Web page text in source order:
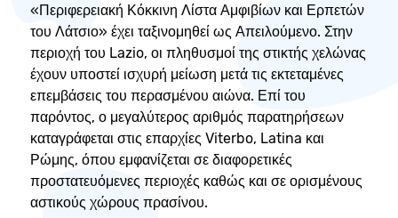
«Περιφερειακή Κόκκινη Λίστα Αμφιβίων και Ερπετών
του Λάτσιο» έχει ταξινομηθεί ως Απειλούμενο. Στην
περιοχή του Lazio, οι πληθυσμοί της στικτής χελώνας
έχουν υποστεί ισχυρή μείωση μετά τις εκτεταμένες
επεμβάσεις του περασμένου αιώνα. Επί του
παρόντος, ο μεγαλύτερος αριθμός παρατηρήσεων
καταγράφεται στις επαρχίες Viterbo, Latina και
Ρώμης, όπου εμφανίζεται σε διαφορετικές
προστατευόμενες περιοχές καθώς και σε ορισμένους
αστικούς χώρους πρασίνου.